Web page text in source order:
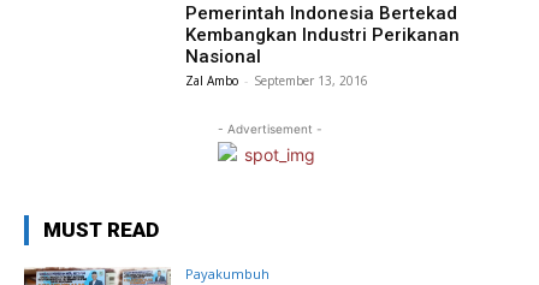
Pemerintah Indonesia Bertekad
Kembangkan Industri Perikanan
Nasional
Zal Ambo - September 13, 2016
- Advertisement -
MUST READ
Payakumbuh